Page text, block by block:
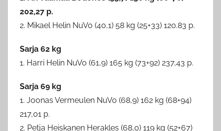
202,27 p.
2. Mikael Helin NuVo (40,1) 58 kg (25+33) 120.83 p.
Sarja 62 kg
1. Harri Helin NuVo (61,9) 165 kg (73+92) 237,43 p.
Sarja 69 kg
1. Joonas Vermeulen NuVo (68,9) 162 kg (68+94)
217,01 p.
2. Petja Heiskanen Herakles (68,0) 119 kg (52+67)